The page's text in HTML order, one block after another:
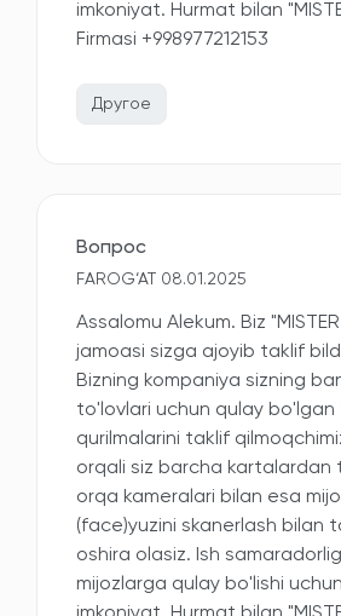
imkoniyat. Hurmat bilan
Firmasi +998977212153
Другое
Вопрос
FAROG‘AT 08.01.2025
Assalomu Alekum. Biz "MISTER
jamoasi sizga ajoyib taklif
Bizning kompaniya sizning
to'lovlari uchun qulay bo'lgan
qurilmalarini taklif
orqali siz barcha kartalardan
orqa kameralari bilan esa
(face)yuzini skanerlash bilan
oshira olasiz. Ish
mijozlarga qulay bo'lishi